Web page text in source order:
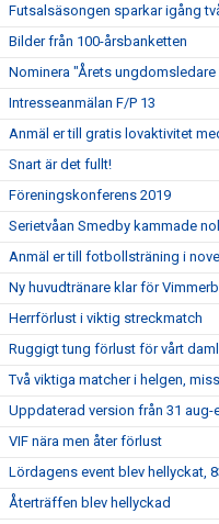
Futsalsäsongen sparkar igång
Bilder från 100-årsbanketten
Nominera "Årets ungdomsledare
Intresseanmälan F/P 13
Anmäl er till gratis lovaktivitet
Snart är det fullt!
Föreningskonferens 2019
Serietvåan Smedby kammade
Anmäl er till fotbollsträning i
Ny huvudtränare klar för
Herrförlust i viktig streckmatch
Ruggigt tung förlust för vårt
Två viktiga matcher i helgen,
Uppdaterad version från 31 aug-
VIF nära men åter förlust
Lördagens event blev hellyckat,
Återträffen blev hellyckad